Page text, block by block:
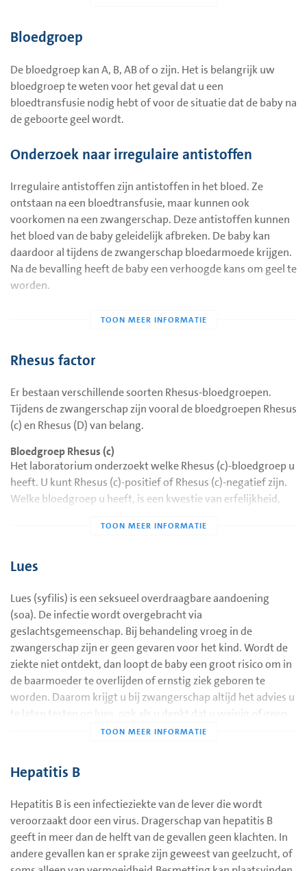
Mocht u bezwaar hebben tegen dit bloedonderzoek, dan
kunt u dit altijd met uw verloskundige of arts bespreken.
Rode hond wordt niet standaard bij elke zwangere
gecontroleerd.
Bloedgroep
De bloedgroep kan A, B, AB of 0 zijn. Het is belangrijk uw
bloedgroep te weten voor het geval dat u een
bloedtransfusie nodig hebt of voor de situatie dat de baby na
de geboorte geel wordt.
Onderzoek naar irregulaire antistoffen
Irregulaire antistoffen zijn antistoffen in het bloed. Ze
ontstaan na een bloedtransfusie, maar kunnen ook
voorkomen na een zwangerschap. Deze antistoffen kunnen
het bloed van de baby geleidelijk afbreken. De baby kan
daardoor al tijdens de zwangerschap bloedarmoede krijgen.
Na de bevalling heeft de baby een verhoogde kans om geel te
worden.
om zijn bloed te laten controleren. Daarmee kan bepaald
noodzakelijk zijn.
Als u niet precies weet wie de vader is van uw baby, is het
Rhesus factor
Er bestaan verschillende soorten Rhesus-bloedgroepen.
Tijdens de zwangerschap zijn vooral de bloedgroepen Rhesus
(c) en Rhesus (D) van belang.
Bloedgroep Rhesus (c)
Het laboratorium onderzoekt welke Rhesus (c)-bloedgroep u
heeft. U kunt Rhesus (c)-positief of Rhesus (c)-negatief zijn.
Welke bloedgroep u heeft, is een kwestie van erfelijkheid,
heeft 82% bloedgroep Rhesus (c)-positief en 18% heeft
Soms maken vrouwen met bloedgroep Rhesus (c)-negatief
antistoffen tegen het bloed van de baby. Deze antistoffen
kunnen bloedarmoede bij de baby veroorzaken. Het bloed
van zwangeren met bloedgroep Rhesus (c)-negatief wordt
daarom in week 27 van de zwangerschap nog een keer
onderzocht op deze antistoffen. Als het laboratorium Rhesus
(c)-antistoffen vindt, krijgt u verder onderzoek. Zwangeren
met de bloedgroep Rhesus (c)-positief hebben geen verder
onderzoek nodig.
Bloedgroep Rhesus (D)
bloedgroep u heeft. Van de zwangeren heeft 84%
bloedgroep Rhesus (D)-positief en 16% Rhesus (D)-negatief.
U heeft bloedgroep Rhesus (D)-positief.
Als u bloedgroep Rhesus (D)-positief heeft, dan is er geen
verder onderzoek nodig.
U heeft bloedgroep Rhesus (D)-negatief
Lues
Lues (syfilis) is een seksueel overdraagbare aandoening
(soa). De infectie wordt overgebracht via
geslachtsgemeenschap. Bij behandeling vroeg in de
zwangerschap zijn er geen gevaren voor het kind. Wordt de
ziekte niet ontdekt, dan loopt de baby een groot risico om in
de baarmoeder te overlijden of ernstig ziek geboren te
worden. Daarom krijgt u bij zwangerschap altijd het advies u
te laten testen op lues, ook als u denkt dat u weinig of geen
kans op deze ziekte maakt.
Hepatitis B
Hepatitis B is een infectieziekte van de lever die wordt
veroorzaakt door een virus. Dragerschap van hepatitis B
geeft in meer dan de helft van de gevallen geen klachten. In
andere gevallen kan er sprake zijn geweest van geelzucht, of